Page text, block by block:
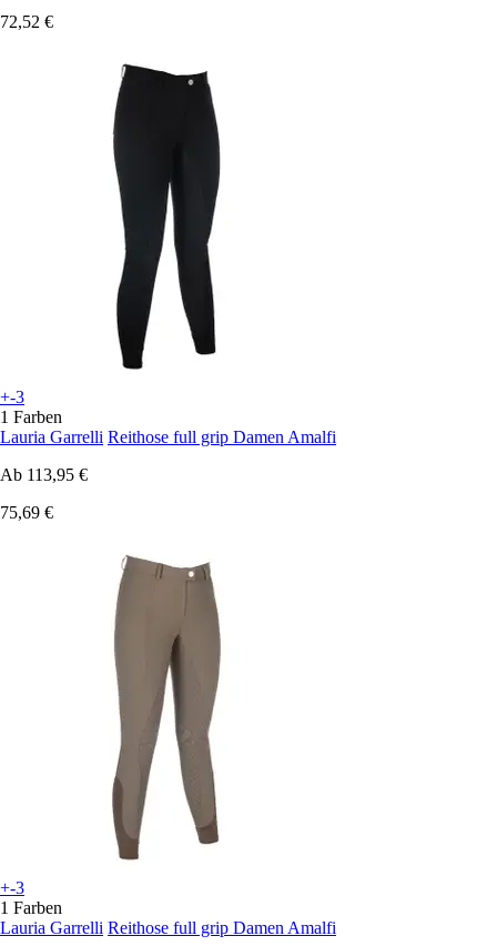
72,52 €
+-3
1 Farben
Lauria Garrelli Reithose full grip Damen Amalfi
Ab 113,95 €
75,69 €
+-3
1 Farben
Lauria Garrelli Reithose full grip Damen Amalfi